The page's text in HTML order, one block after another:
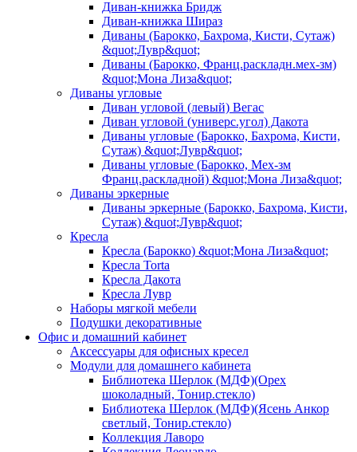
Диван-книжка Бридж
Диван-книжка Шираз
Диваны (Барокко, Бахрома, Кисти, Сутаж)
&quot;Лувр&quot;
Диваны (Барокко, Франц.раскладн.мех-зм)
&quot;Мона Лиза&quot;
Диваны угловые
Диван угловой (левый) Вегас
Диван угловой (универс.угол) Дакота
Диваны угловые (Барокко, Бахрома, Кисти,
Сутаж) &quot;Лувр&quot;
Диваны угловые (Барокко, Мех-зм
Франц.раскладной) &quot;Мона Лиза&quot;
Диваны эркерные
Диваны эркерные (Барокко, Бахрома, Кисти,
Сутаж) &quot;Лувр&quot;
Кресла
Кресла (Барокко) &quot;Мона Лиза&quot;
Кресла Torta
Кресла Дакота
Кресла Лувр
Наборы мягкой мебели
Подушки декоративные
Офис и домашний кабинет
Аксессуары для офисных кресел
Модули для домашнего кабинета
Библиотека Шерлок (МДФ)(Орех
шоколадный, Тонир.стекло)
Библиотека Шерлок (МДФ)(Ясень Анкор
светлый, Тонир.стекло)
Коллекция Лаворо